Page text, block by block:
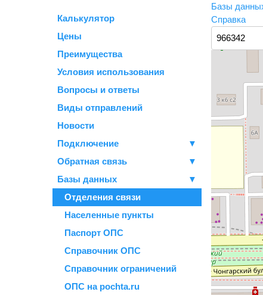
Калькулятор
Цены
Преимущества
Условия использования
Вопросы и ответы
Виды отправлений
Новости
Подключение
▼
Обратная связь
▼
Базы данных
▼
Отделения связи
Населенные пункты
Паспорт ОПС
Справочник ОПС
Справочник ограничений
ОПС на pochta.ru
Базы
Справка